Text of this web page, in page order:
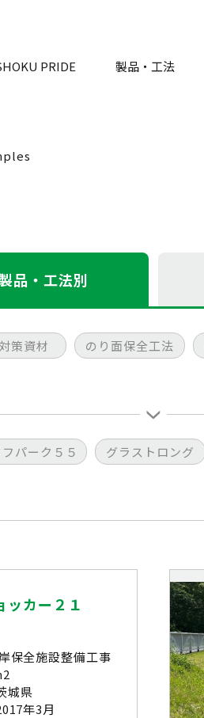
PRIDE 製品・工法
品・工法別
策資材 のり面保全工法
パーク５５ グラストロング
ッカー２１
保全施設整備工事
城県
年3月